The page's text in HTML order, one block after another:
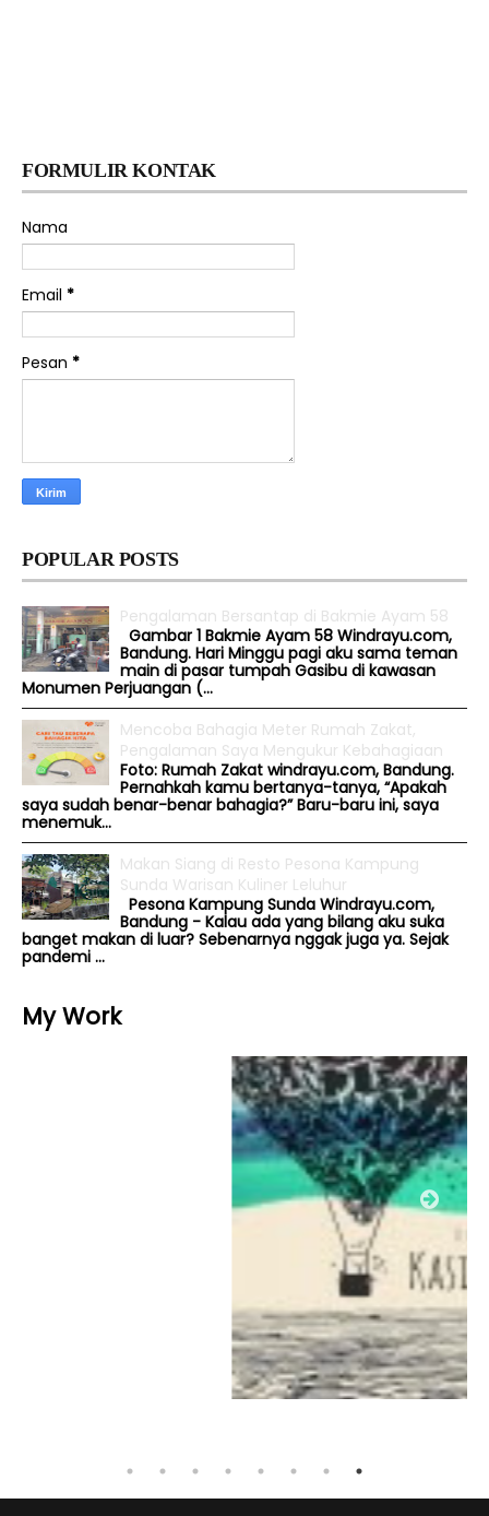
FORMULIR KONTAK
Nama
Email *
Pesan *
POPULAR POSTS
Pengalaman Bersantap di Bakmie Ayam 58
Gambar 1 Bakmie Ayam 58 Windrayu.com,
Bandung. Hari Minggu pagi aku sama teman
main di pasar tumpah Gasibu di kawasan
Monumen Perjuangan (...
Mencoba Bahagia Meter Rumah Zakat,
Pengalaman Saya Mengukur Kebahagiaan
Foto: Rumah Zakat windrayu.com, Bandung.
Pernahkah kamu bertanya-tanya, “Apakah
saya sudah benar-benar bahagia?” Baru-baru ini, saya
menemuk...
Makan Siang di Resto Pesona Kampung
Sunda Warisan Kuliner Leluhur
Pesona Kampung Sunda Windrayu.com,
Bandung - Kalau ada yang bilang aku suka
banget makan di luar? Sebenarnya nggak juga ya. Sejak
pandemi ...
My Work